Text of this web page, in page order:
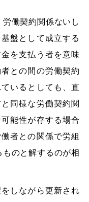
労働契約関係ないし
盤として成立する
を支払う者を意味
との間の労働契約
いるとしても、直
同様な労働契約関
能性が存する場合
者との関係で労組
のと解するのが相
しながら更新され